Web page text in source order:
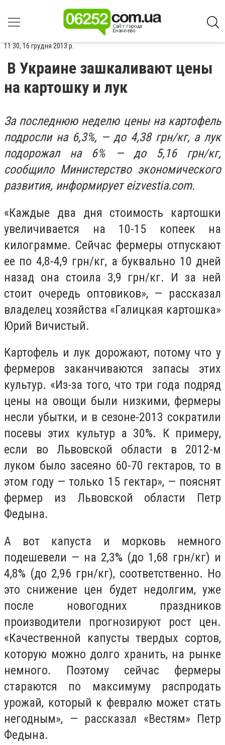
11:30, 16 грудня 2013 р.
В Украине зашкаливают цены
на картошку и лук
За последнюю неделю цены на картофель
подросли на 6,3%, — до 4,38 грн/кг, а лук
подорожал на 6% — до 5,16 грн/кг,
сообщило Министерство экономического
развития, информирует еizvestia.com.
«Каждые два дня стоимость картошки
увеличивается на 10-15 копеек на
килограмме. Сейчас фермеры отпускают
ее по 4,8-4,9 грн/кг, а буквально 10 дней
назад она стоила 3,9 грн/кг. И за ней
стоит очередь оптовиков», — рассказал
владелец хозяйства «Галицкая картошка»
Юрий Вичистый.
Картофель и лук дорожают, потому что у
фермеров заканчиваются запасы этих
культур. «Из-за того, что три года подряд
цены на овощи были низкими, фермеры
несли убытки, и в сезоне-2013 сократили
посевы этих культур а 30%. К примеру,
если во Львовской области в 2012-м
луком было засеяно 60-70 гектаров, то в
этом году — только 15 гектар», — пояснят
фермер из Львовской области Петр
Федына.
А вот капуста и морковь немного
подешевели — на 2,3% (до 1,68 грн/кг) и
4,8% (до 2,96 грн/кг), соответственно. Но
это снижение цен будет недолгим, уже
после новогодних праздников
производители прогнозируют рост цен.
«Качественной капусты твердых сортов,
которую можно долго хранить, на рынке
немного. Поэтому сейчас фермеры
стараются по максимуму распродать
урожай, который к февралю может стать
негодным», — рассказал «Вестям» Петр
Федына.